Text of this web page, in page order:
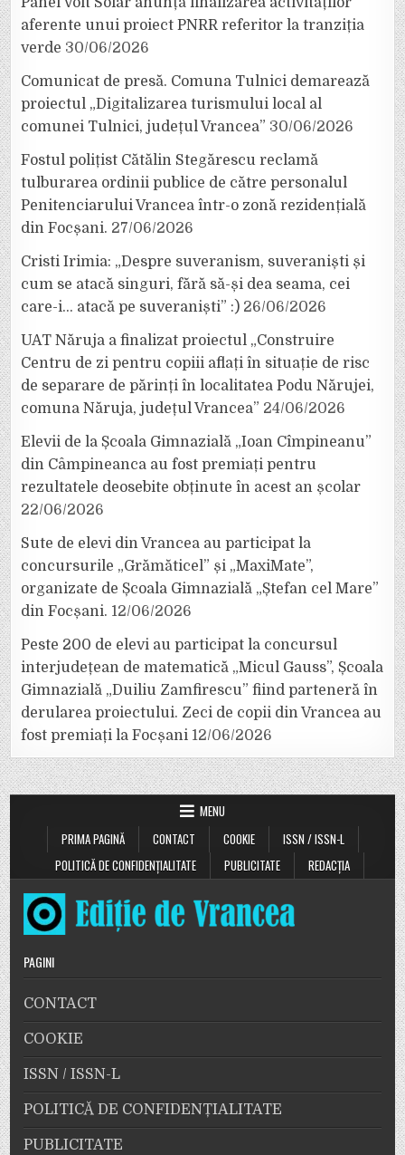
aferente unui proiect PNRR referitor la tranziția
verde 30/06/2026
Comunicat de presă. Comuna Tulnici demarează
proiectul „Digitalizarea turismului local al
comunei Tulnici, județul Vrancea” 30/06/2026
Fostul polițist Cătălin Stegărescu reclamă
tulburarea ordinii publice de către personalul
Penitenciarului Vrancea într-o zonă rezidențială
din Focșani. 27/06/2026
Cristi Irimia: „Despre suveranism, suveraniști și
cum se atacă singuri, fără să-și dea seama, cei
care-i… atacă pe suveraniști” :) 26/06/2026
UAT Năruja a finalizat proiectul „Construire
Centru de zi pentru copiii aflați în situație de risc
de separare de părinți în localitatea Podu Nărujei,
comuna Năruja, județul Vrancea” 24/06/2026
Elevii de la Școala Gimnazială „Ioan Cîmpineanu”
din Câmpineanca au fost premiați pentru
rezultatele deosebite obținute în acest an școlar
22/06/2026
Sute de elevi din Vrancea au participat la
concursurile „Grămăticel” și „MaxiMate”,
organizate de Școala Gimnazială „Ștefan cel Mare”
din Focșani. 12/06/2026
Peste 200 de elevi au participat la concursul
interjudețean de matematică „Micul Gauss”, Școala
Gimnazială „Duiliu Zamfirescu” fiind parteneră în
derularea proiectului. Zeci de copii din Vrancea au
fost premiați la Focșani 12/06/2026
MENU
PRIMA PAGINĂ
CONTACT COOKIE
ISSN / ISSN-L
POLITICĂ DE CONFIDENȚIALITATE
PUBLICITATE REDACȚIA
PAGINI
CONTACT
COOKIE
ISSN / ISSN-L
POLITICĂ DE CONFIDENȚIALITATE
PUBLICITATE